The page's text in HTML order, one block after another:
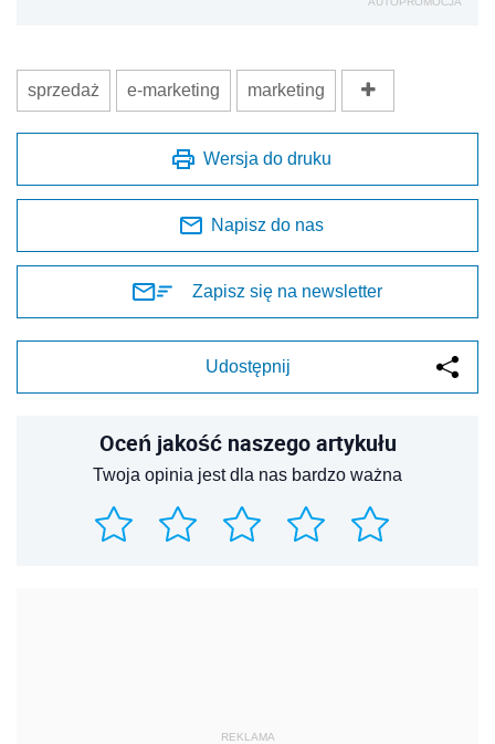
sprzedaż e-marketing marketing
Wersja do druku
Napisz do nas
Zapisz się na newsletter
Udostępnij
Oceń jakość naszego artykułu
Twoja opinia jest dla nas bardzo ważna
REKLAMA